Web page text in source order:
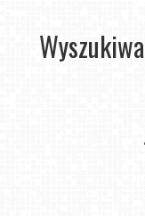
tylko
Giewont